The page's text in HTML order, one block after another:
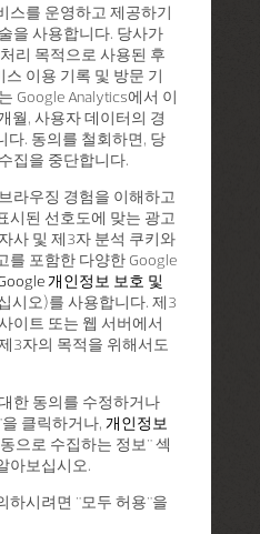
스를 운영하고 제공하기
을 사용합니다. 당사가
리 목적으로 사용된 후
스 이용 기록 및 방문 기
Google Analytics에서 이
월, 사용자 데이터의 경
다. 동의를 철회하면, 당
집을 중단합니다.
라우징 경험을 이해하고
시된 선호도에 맞는 광고
사 및 제3자 분석 쿠키와
를 포함한 다양한 Google
개인정보 보호 및
시오)를 사용합니다. 제3
이트 또는 웹 서버에서
3자의 목적을 위해서도
한 동의를 수정하거나
클릭하거나, 개인정보
으로 수집하는 정보" 섹
아보십시오.
하시려면 "모두 허용"을